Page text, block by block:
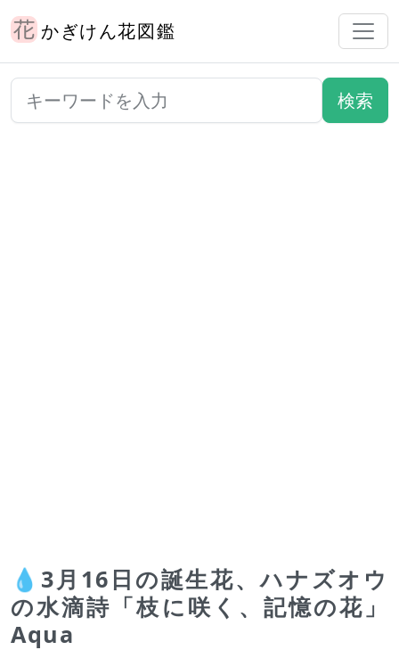
かぎけん花図鑑
💧3月16日の誕生花、ハナズオウ
の水滴詩「枝に咲く、記憶の花」
Aqua